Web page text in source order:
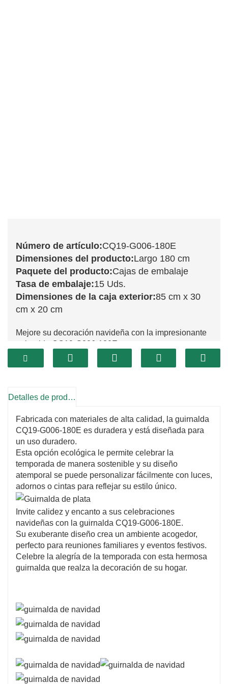
Número de artículo:CQ19-G006-180E
Dimensiones del producto:Largo 180 cm
Paquete del producto:Cajas de embalaje
Tasa de embalaje:15 Uds.
Dimensiones de la caja exterior:85 cm x 30
cm x 20 cm
Mejore su decoración navideña con la impresionante
guirnalda CQ19-G006-180E.
Con unas impresionantes medidas de 180 cm, esta
exquisita pieza presenta una rica variedad de follaje
Ideal para colocar sobre repisas de chimenea, adornar
toque de naturaleza al interior y realza cualquier
exhibición festiva.
El CQ19-G006-180E está elaborado con meticulosa
atención a los detalles, mostrando hojas realistas que
brindan una apariencia completa y exuberante.
Sus tonos verdes profundos se combinan sin esfuerzo
con varios estilos de decoración, lo que lo convierte
en una opción versátil para cualquier hogar.
El diseño liviano garantiza un fácil manejo, lo que le
permite organizar y exhibir esta hermosa guirnalda
con el mínimo esfuerzo.
Detalles de producto
Fabricada con materiales de alta calidad, la guirnalda
CQ19-G006-180E es duradera y está diseñada para
un uso duradero.
Esta opción ecológica le permite celebrar la
temporada de manera sostenible y su diseño
atemporal se puede personalizar fácilmente con luces,
adornos o cintas para reflejar su estilo único.
Invite calidez y encanto a sus celebraciones
navideñas con la guirnalda CQ19-G006-180E.
Su exuberante diseño crea un ambiente acogedor,
perfecto para reuniones familiares y eventos festivos.
Celebre la alegría de la temporada con esta hermosa
guirnalda que realza la decoración de su hogar.